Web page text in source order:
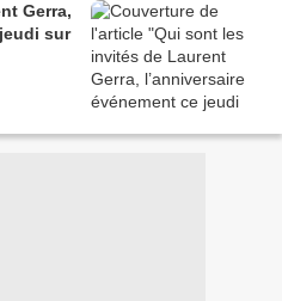
Gerra,
sur